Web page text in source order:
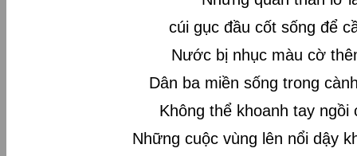
cúi gục đầu cốt sống để
Nước bị nhục màu cờ
Dân ba miền sống trong
Không thể khoanh tay ngồi
Những cuộc vùng lên nổi dậy